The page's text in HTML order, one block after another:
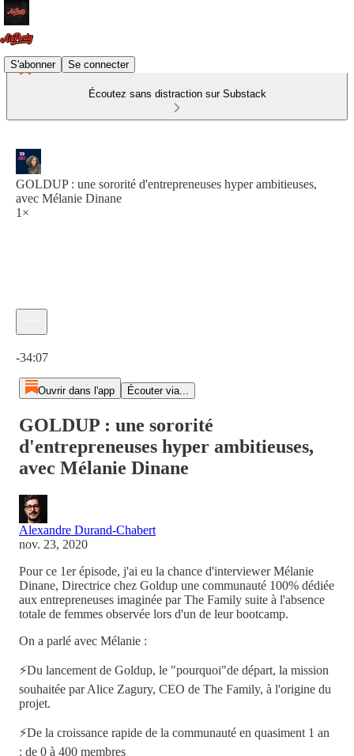
S'abonner Se connecter
Écoutez sans distraction sur Substack
GOLDUP : une sororité d'entrepreneuses hyper ambitieuses,
avec Mélanie Dinane
1×
-34:07
Ouvrir dans l'app Écouter via...
GOLDUP : une sororité
d'entrepreneuses hyper ambitieuses,
avec Mélanie Dinane
Alexandre Durand-Chabert
nov. 23, 2020
Pour ce 1er épisode, j'ai eu la chance d'interviewer Mélanie
Dinane, Directrice chez Goldup une communauté 100% dédiée
aux entrepreneuses imaginée par The Family suite à l'absence
totale de femmes observée lors d'un de leur bootcamp.
On a parlé avec Mélanie :
⚡Du lancement de Goldup, le "pourquoi"de départ, la mission
souhaitée par Alice Zagury, CEO de The Family, à l'origine du
projet.
⚡De la croissance rapide de la communauté en quasiment 1 an
: de 0 à 400 membres